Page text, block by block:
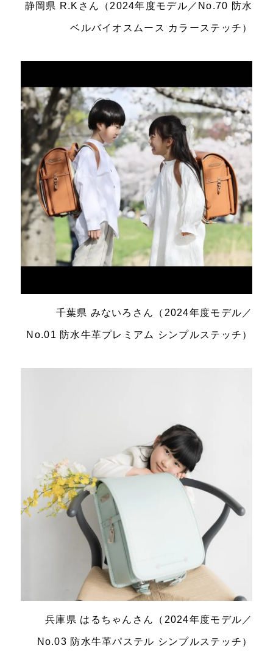
静岡県 R.Kさん（2024年度モデル／No.70 防水
ベルバイオスムース カラーステッチ）
千葉県 みないろさん（2024年度モデル／
No.01 防水牛革プレミアム シンプルステッチ）
兵庫県 はるちゃんさん（2024年度モデル／
No.03 防水牛革パステル シンプルステッチ）